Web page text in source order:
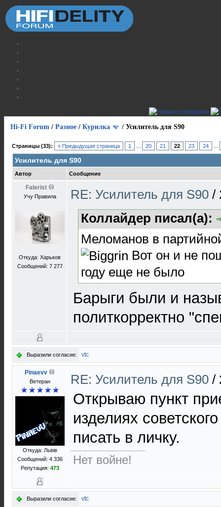
Hi-Fi Forum / Разное / Курилка / Усилитель для S90
Страницы (33): « Предыдущая страница 1 20 21 22 23 24
Усилитель для S90
Автор Сообщение
Falerist
Учу Правила
Откуда: Харьков
Сообщений: 7 277
RE: Усилитель для S90 /
Коллайдер писал(а):
Меломанов в
Вот он и не
году еще не было
Барыги были и
политкорректно
Выразили согласие: vtc
Pinaevv
Ветеран
Откуда: Львів
Сообщений: 4 336
Репутация: 473
RE: Усилитель для S90 /
Открываю пункт
изделиях
писать в личку.
Нет войне!
Выразили согласие: vtc